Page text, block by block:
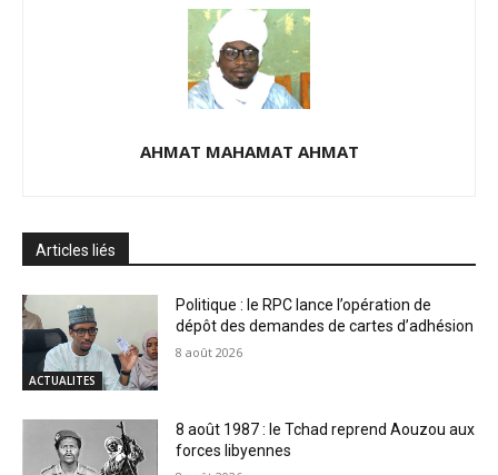
AHMAT MAHAMAT AHMAT
Articles liés
ACTUALITES
Politique : le RPC lance l’opération de
dépôt des demandes de cartes d’adhésion
8 août 2026
8 août 1987 : le Tchad reprend Aouzou aux
forces libyennes